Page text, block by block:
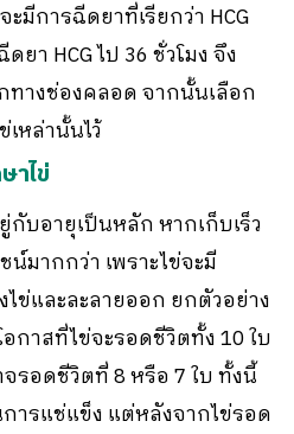
มีการฉีดยาที่เรียกว่า HCG
า HCG ไป 36 ชั่วโมง จึง
ทางช่องคลอด จากนั้นเลือก
หล่านั้นไว้
าไข่
บอายุเป็นหลัก หากเก็บเร็ว
มากกว่า เพราะไข่จะมี
ข่และละลายออก ยกตัวอย่าง
กาสที่ไข่จะรอดชีวิตทั้ง 10 ใบ
รอดชีวิตที่ 8 หรือ 7 ใบ ทั้งนี้
รแช่แข็ง แต่หลังจากไข่รอด